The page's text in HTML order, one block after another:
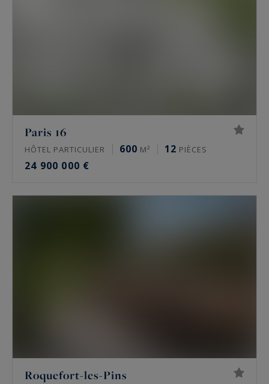
Paris 16
HÔTEL PARTICULIER 600 M² 12 PIÈCES
24 900 000 €
Roquefort-les-Pins